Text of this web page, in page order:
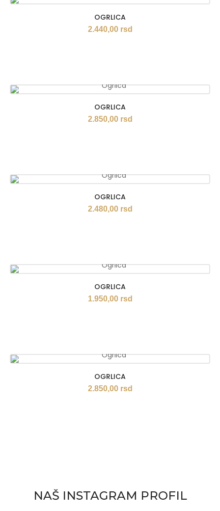
OGRLICA
2.440,00 rsd
OGRLICA
2.850,00 rsd
OGRLICA
2.480,00 rsd
OGRLICA
1.950,00 rsd
OGRLICA
2.850,00 rsd
NAŠ INSTAGRAM PROFIL